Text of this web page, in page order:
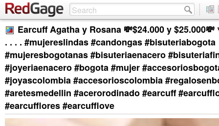
Earcuff Agatha y Rosana 💸$24.000 y $25.000💸
. . . . #mujereslindas #candongas #bisuteriabogota
#mujeresbogotanas #bisuteriaenacero
#joyeriaenacero #bogota #mujer
#joyascolombia #accesorioscolombia
#aretesmedellin #acerorodinado #earcuff
#earcufflores #earcufflove